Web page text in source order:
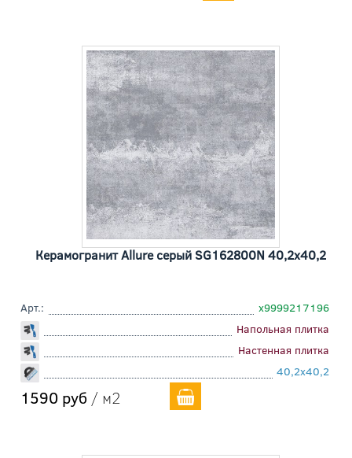
Керамогранит Allure серый SG162800N 40,2x40,2
Арт.:
х9999217196
Напольная плитка
Настенная плитка
40,2x40,2
1590 руб / м2